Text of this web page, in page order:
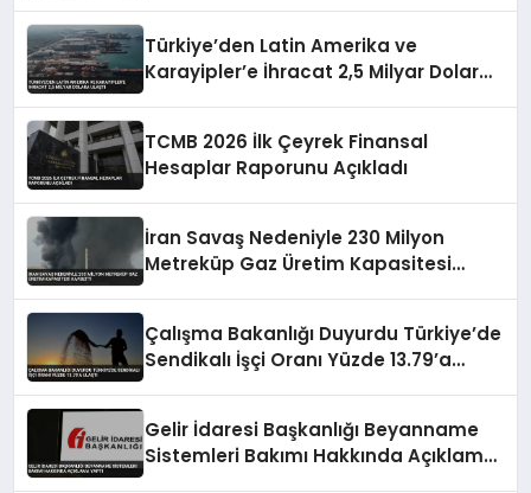
Türkiye’den Latin Amerika ve
Karayipler’e İhracat 2,5 Milyar Dolara
TCMB 2026 İlk Çeyrek Finansal
Hesaplar Raporunu Açıkladı
İran Savaş Nedeniyle 230 Milyon
Metreküp Gaz Üretim Kapasitesi
Çalışma Bakanlığı Duyurdu Türkiye’de
Sendikalı İşçi Oranı Yüzde 13.79’a
Gelir İdaresi Başkanlığı Beyanname
Sistemleri Bakımı Hakkında Açıklama